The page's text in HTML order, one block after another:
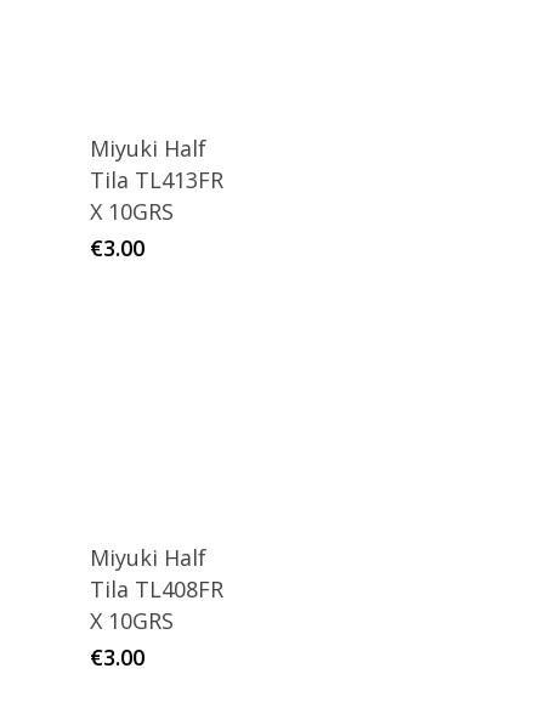
Miyuki Half
Tila TL413FR
X 10GRS
€3.00
Miyuki Half
Tila TL408FR
X 10GRS
€3.00